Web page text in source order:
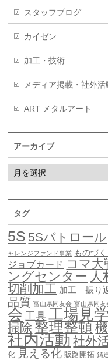
スタッフブログ
カイゼン
加工・技術
メディア掲載・社外活
ART メタルアート
アーカイブ
タグ
5S 5Sパトロール
ャレンジファンド事業 ものづ
ジョブカード コマ大
ングセンター 人
切削加工 加工 振り
品質 富山県同友会 富山県同友
会 工具 工場見学
掃除 整理整頓
社内活動社外
化 見える化 販路開拓 鋳